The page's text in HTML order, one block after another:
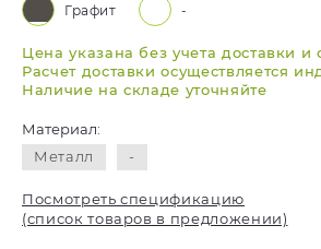
Графит -
Цена указана без учета доставки и
Расчет доставки осуществляется
Наличие на складе уточняйте
Материал:
Металл
-
Посмотреть спецификацию
(список товаров в предложении)